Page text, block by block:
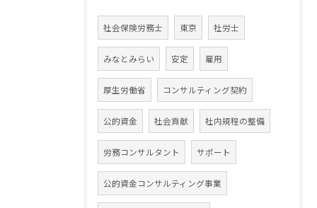
社会保険労務士 東京 社労士
みなとみらい 安定 雇用
厚生労働省 コンサルティング契約
公的資金 社会貢献 社内規程の整備
労務コンサルタント サポート
公的資金コンサルティング事業